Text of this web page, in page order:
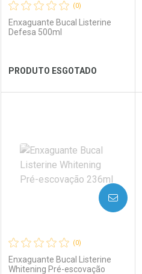
Ver Desconto Convênio
(0)
Enxaguante Bucal Listerine
Defesa 500ml
PRODUTO ESGOTADO
Laboratório
Por Menos
(0)
Enxaguante Bucal Listerine
Whitening Pré-escovação
AVISE-ME